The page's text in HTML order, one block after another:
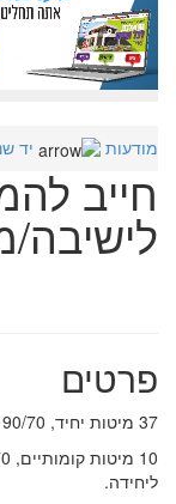
מודעות יד
חייב
פרטים
37 מיטות יחיד, 190/70, עם משטח למזרון, בעלות של 500 ש"ח ליחידה.
ליחידה.